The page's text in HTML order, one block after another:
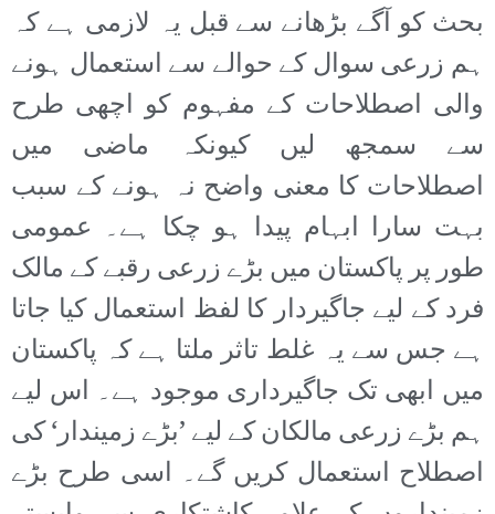
بحث کو آگے بڑھانے سے قبل یہ لازمی ہے کہ
ہم زرعی سوال کے حوالے سے استعمال ہونے
والی اصطلاحات کے مفہوم کو اچھی طرح
سے سمجھ لیں کیونکہ ماضی میں
اصطلاحات کا معنی واضح نہ ہونے کے سبب
بہت سارا ابہام پیدا ہو چکا ہے۔ عمومی
طور پر پاکستان میں بڑے زرعی رقبے کے مالک
فرد کے لیے جاگیردار کا لفظ استعمال کیا جاتا
ہے جس سے یہ غلط تاثر ملتا ہے کہ پاکستان
میں ابھی تک جاگیرداری موجود ہے۔ اس لیے
ہم بڑے زرعی مالکان کے لیے ’بڑے زمیندار‘ کی
اصطلاح استعمال کریں گے۔ اسی طرح بڑے